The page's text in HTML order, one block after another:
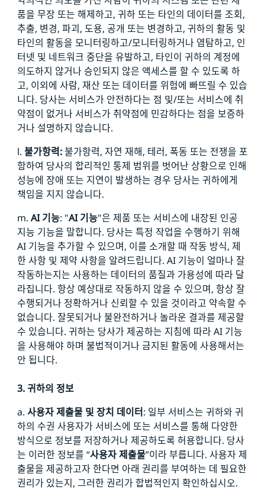
품을 무장 또는 해제하고, 귀하 또는 타인의 데이터를 조회,
추출, 변경, 파괴, 도용, 공개 또는 변경하고, 귀하의 활동 및
타인의 활동을 모니터링하고/모니터링하거나 염탐하고, 인
터넷 및 네트워크 중단을 유발하고, 타인이 귀하의 계정에
의도하지 않거나 승인되지 않은 액세스를 할 수 있도록 하
고, 이외에 사람, 재산 또는 데이터를 위험에 빠뜨릴 수 있습
니다. 당사는 서비스가 안전하다는 점 및/또는 서비스에 취
약점이 없거나 서비스가 취약점에 민감하다는 점을 보증하
거나 설명하지 않습니다.
l. 불가항력:불가항력, 자연 재해, 테러, 폭동 또는 전쟁을 포
함하여 당사의 합리적인 통제 범위를 벗어난 상황으로 인해
성능에 장애 또는 지연이 발생하는 경우 당사는 귀하에게
책임을 지지 않습니다.
m. AI 기능: "AI 기능"은 제품 또는 서비스에 내장된 인공
지능 기능을 말합니다. 당사는 특정 작업을 수행하기 위해
AI 기능을 추가할 수 있으며, 이를 소개할 때 작동 방식, 제
한 사항 및 제약 사항을 알려드립니다. AI 기능이 얼마나 잘
작동하는지는 사용하는 데이터의 품질과 가용성에 따라 달
라집니다. 항상 예상대로 작동하지 않을 수 있으며, 항상 잘
수행되거나 정확하거나 신뢰할 수 있을 것이라고 약속할 수
없습니다. 잘못되거나 불완전하거나 놀라운 결과를 제공할
수 있습니다. 귀하는 당사가 제공하는 지침에 따라 AI 기능
을 사용해야 하며 불법적이거나 금지된 활동에 사용해서는
안 됩니다.
3. 귀하의 정보
a. 사용자 제출물 및 장치 데이터: 일부 서비스는 귀하와 귀
하의 수권 사용자가 서비스에 또는 서비스를 통해 다양한
방식으로 정보를 저장하거나 제공하도록 허용합니다. 당사
는 이러한 정보를 “사용자 제출물”이라 부릅니다. 사용자 제
출물을 제공하고자 한다면 아래 권리를 부여하는 데 필요한
권리가 있는지, 그러한 권리가 합법적인지 확인하십시오.